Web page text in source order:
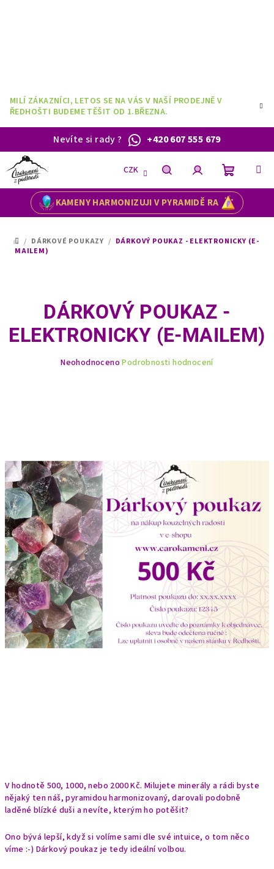
MILÍ ZÁKAZNÍCI, LETOS SE NA VÁS V NAŠÍ PRODEJNĚ V
ŘEDHOŠTI BUDEME TĚŠIT OD 1.BŘEZNA.
Nevíte si rady? +420 607 555 679
KAMENY HARMONIZUJI V PYRAMIDĚ RA
CZK
HledatPřihlášeníNákupní
DOMŮ
/ DÁRKOVÉ POUKAZY / DÁRKOVÝ POUKAZ - ELEKTRONICKY (E-
MAILEM)
V hodnotě 500, 1000, nebo 2000 Kč. Milujete minerály a rádi byste
nějaký ten náš, pyramidou harmonizovaný, darovali podobně
laděné blízké duši a nevíte, kterým ho potěšit?
Ono bývá lepší, když si volíme sami dle své intuice, o tom něco
víme :-) Dárkový poukaz je tedy ideální volbou.
DÁRKOVÝ POUKAZ -
ELEKTRONICKY (E-MAILEM)
Neohodnoceno Podrobnosti hodnocení